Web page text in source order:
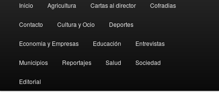
principal
Inicio Agricultura Cartas al director Cofradias
Contacto Cultura y Ocio Deportes
Economia y Empresas Educación Entrevistas
Municipios Reportajes Salud Sociedad
Editorial